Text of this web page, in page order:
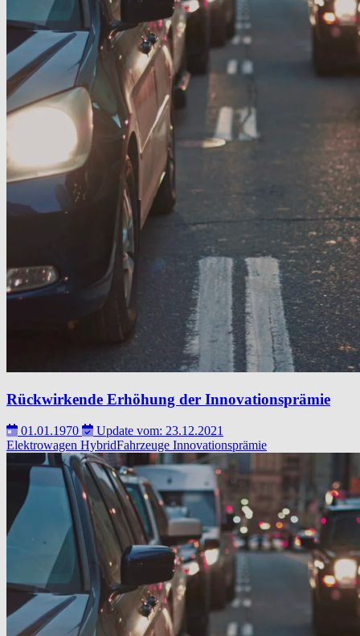
Rückwirkende Erhöhung der Innovationsprämie
01.01.1970
Update vom: 23.12.2021
Elektrowagen HybridFahrzeuge Innovationsprämie